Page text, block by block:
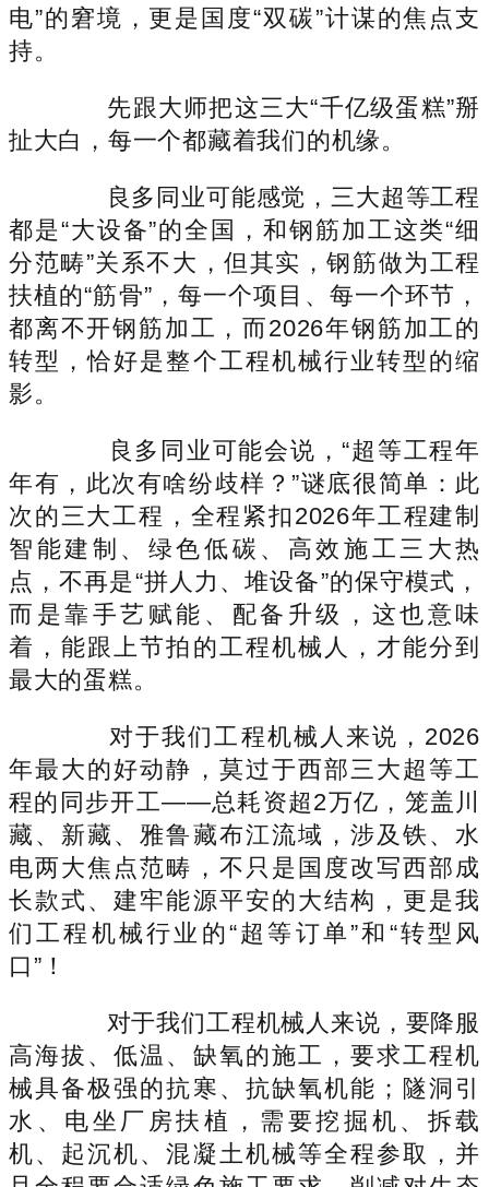
电”的窘境，更是国度“双碳”计谋的焦点支
持。
先跟大师把这三大“千亿级蛋糕”掰
扯大白，每一个都藏着我们的机缘。
良多同业可能感觉，三大超等工程
都是“大设备”的全国，和钢筋加工这类“细
分范畴”关系不大，但其实，钢筋做为工程
扶植的“筋骨”，每一个项目、每一个环节，
都离不开钢筋加工，而2026年钢筋加工的
转型，恰好是整个工程机械行业转型的缩
影。
良多同业可能会说，“超等工程年
年有，此次有啥纷歧样？”谜底很简单：此
次的三大工程，全程紧扣2026年工程建制
智能建制、绿色低碳、高效施工三大热
点，不再是“拼人力、堆设备”的保守模式，
而是靠手艺赋能、配备升级，这也意味
着，能跟上节拍的工程机械人，才能分到
最大的蛋糕。
对于我们工程机械人来说，2026
年最大的好动静，莫过于西部三大超等工
程的同步开工——总耗资超2万亿，笼盖川
藏、新藏、雅鲁藏布江流域，涉及铁、水
电两大焦点范畴，不只是国度改写西部成
长款式、建牢能源平安的大结构，更是我
们工程机械行业的“超等订单”和“转型风
口”！
对于我们工程机械人来说，要降服
高海拔、低温、缺氧的施工，要求工程机
械具备极强的抗寒、抗缺氧机能；隧洞引
水、电坐厂房扶植，需要挖掘机、拆载
机、起沉机、混凝土机械等全程参取，并